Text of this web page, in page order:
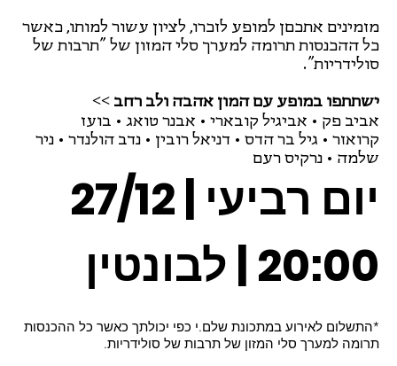
מזמינים אתכםן למופע לזכרו, לציון עשור למותו, כאשר
כל ההכנסות תרומה למערך סלי המזון של "תרבות של
סולידריות".
ישתתפו במופע עם המון אהבה ולב רחב >>
אביב פק • אביגיל קובארי • אבנר טואג • בועז
קרואזר • גיל בר הדס • דניאל רובין • נדב הולנדר • ניר
שלמה • נרקיס רעם
יום רביעי | 27/12
20:00 | לבונטין
*התשלום לאירוע במתכונת שלם.י כפי יכולתך כאשר כל ההכנסות
תרומה למערך סלי המזון של תרבות של סולידריות.